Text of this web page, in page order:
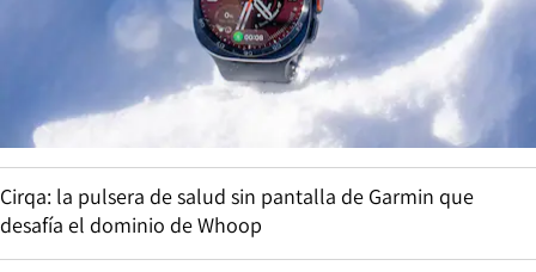
Cirqa: la pulsera de salud sin pantalla de Garmin que
desafía el dominio de Whoop